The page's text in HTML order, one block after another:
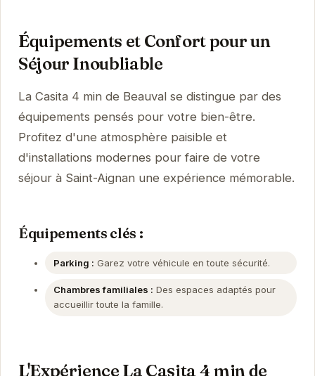
Équipements et Confort pour un
Séjour Inoubliable
La Casita 4 min de Beauval se distingue par des
équipements pensés pour votre bien-être.
Profitez d'une atmosphère paisible et
d'installations modernes pour faire de votre
séjour à Saint-Aignan une expérience mémorable.
Équipements clés :
Parking : Garez votre véhicule en toute sécurité.
Chambres familiales : Des espaces adaptés pour
accueillir toute la famille.
L'Expérience La Casita 4 min de